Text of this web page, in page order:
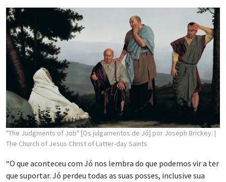
"The Judgments of Job" [Os julgamentos de Jó] por Joseph Brickey. |
The Church of Jesus Christ of Latter-day Saints
“O que aconteceu com Jó nos lembra do que podemos vir a ter
que suportar. Jó perdeu todas as suas posses, inclusive sua